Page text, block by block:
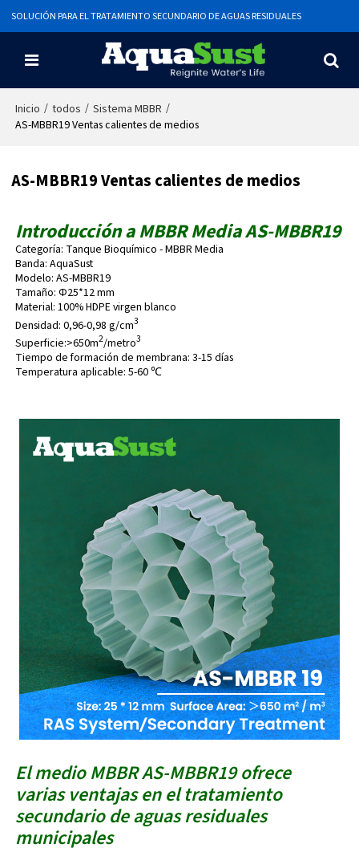
SOLUCIÓN PARA EL TRATAMIENTO SECUNDARIO DE AGUAS RESIDUALES
Inicio / todos / Sistema MBBR /
AS-MBBR19 Ventas calientes de medios
AS-MBBR19 Ventas calientes de medios
Introducción a MBBR Media AS-MBBR19
Categoría: Tanque Bioquímico - MBBR Media
Banda: AquaSust
Modelo: AS-MBBR19
Tamaño: Φ25*12 mm
Material: 100% HDPE virgen blanco
Densidad: 0,96-0,98 g/cm3
Superficie:>650m2/metro3
Tiempo de formación de membrana: 3-15 días
Temperatura aplicable: 5-60 ℃
El medio MBBR AS-MBBR19 ofrece
varias ventajas en el tratamiento
secundario de aguas residuales
municipales